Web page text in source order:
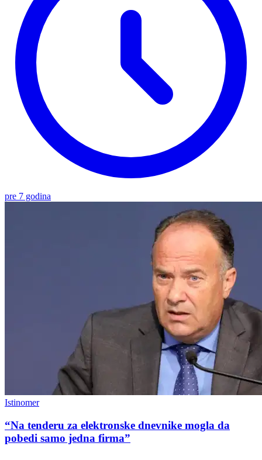
pre 7 godina
Istinomer
“Na tenderu za elektronske dnevnike mogla da
pobedi samo jedna firma”